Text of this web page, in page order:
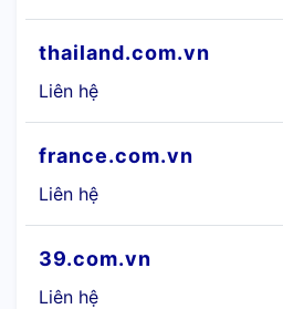
thailand.com.vn
Liên hệ
france.com.vn
Liên hệ
39.com.vn
Liên hệ